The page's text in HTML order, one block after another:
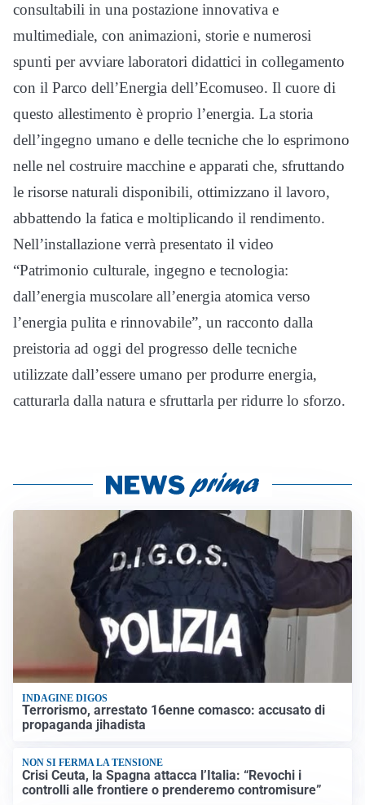
consultabili in una postazione innovativa e
multimediale, con animazioni, storie e numerosi
spunti per avviare laboratori didattici in collegamento
con il Parco dell’Energia dell’Ecomuseo. Il cuore di
questo allestimento è proprio l’energia. La storia
dell’ingegno umano e delle tecniche che lo esprimono
nelle nel costruire macchine e apparati che, sfruttando
le risorse naturali disponibili, ottimizzano il lavoro,
abbattendo la fatica e moltiplicando il rendimento.
Nell’installazione verrà presentato il video
“Patrimonio culturale, ingegno e tecnologia:
dall’energia muscolare all’energia atomica verso
l’energia pulita e rinnovabile”, un racconto dalla
preistoria ad oggi del progresso delle tecniche
utilizzate dall’essere umano per produrre energia,
catturarla dalla natura e sfruttarla per ridurre lo sforzo.
INDAGINE DIGOS
Terrorismo, arrestato 16enne comasco: accusato di
propaganda jihadista
NON SI FERMA LA TENSIONE
Crisi Ceuta, la Spagna attacca l’Italia: “Revochi i
controlli alle frontiere o prenderemo contromisure”